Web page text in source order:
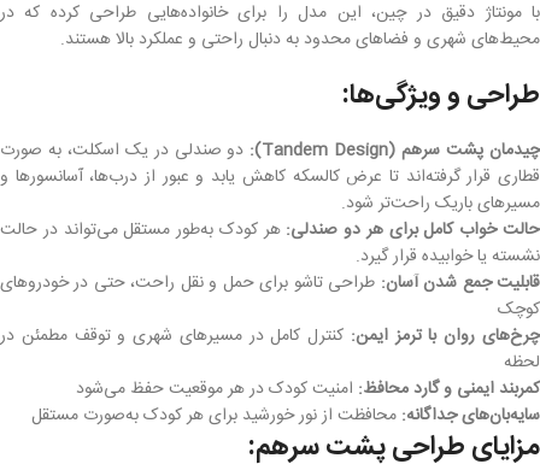
با مونتاژ دقیق در چین، این مدل را برای خانواده‌هایی طراحی کرده که در
محیط‌های شهری و فضاهای محدود به دنبال راحتی و عملکرد بالا هستند.
طراحی و ویژگی‌ها:
چیدمان پشت سرهم (Tandem Design):
دو صندلی در یک اسکلت، به صورت
قطاری قرار گرفته‌اند تا عرض کالسکه کاهش یابد و عبور از درب‌ها، آسانسورها و
مسیرهای باریک راحت‌تر شود.
حالت خواب کامل برای هر دو صندلی: هر کودک به‌طور مستقل می‌تواند در حالت
نشسته یا خوابیده قرار گیرد.
قابلیت جمع شدن آسان: طراحی تاشو برای حمل و نقل راحت، حتی در خودروهای
کوچک
چرخ‌های روان با ترمز ایمن: کنترل کامل در مسیرهای شهری و توقف مطمئن در
لحظه
کمربند ایمنی و گارد محافظ: امنیت کودک در هر موقعیت حفظ می‌شود
سایه‌بان‌های جداگانه: محافظت از نور خورشید برای هر کودک به‌صورت مستقل
مزایای طراحی پشت سرهم: